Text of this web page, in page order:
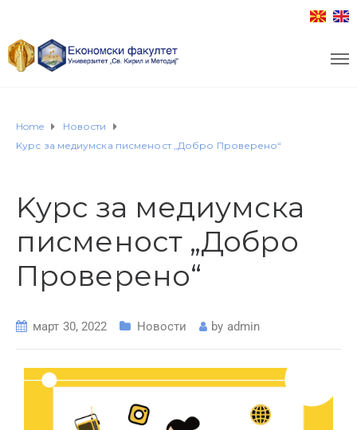
Home
Новости
Kурс за медиумска писменост „Добро Проверено“
Kурс за медиумска
писменост „Добро
Проверено“
март 30, 2022 Новости by admin